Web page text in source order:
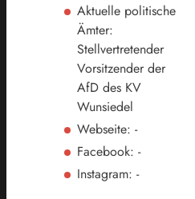
Aktuelle politische
Ämter:
Stellvertretender
Vorsitzender der
AfD des KV
Wunsiedel
Webseite: -
Facebook: -
Instagram: -